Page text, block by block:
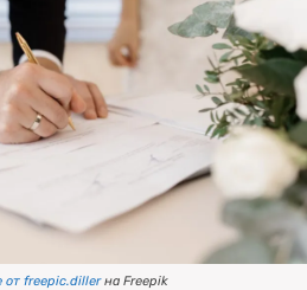
ПО САЙТУ
от freepic.dillerна Freepik